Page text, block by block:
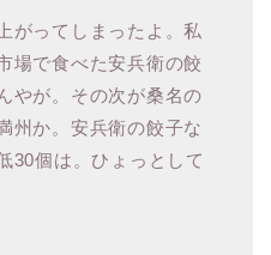
がってしまったよ。私
場で食べた安兵衛の餃
やが。その次が桑名の
州か。安兵衛の餃子な
30個は。ひょっとして